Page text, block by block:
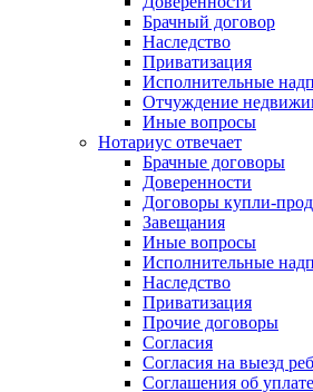
Брачный договор
Наследство
Приватизация
Исполнительные
Отчуждение
Иные вопросы
Нотариус отвечает
Брачные договоры
Доверенности
Договоры купли-
Завещания
Иные вопросы
Исполнительные
Наследство
Приватизация
Прочие договоры
Согласия
Согласия на выезд
Соглашения об